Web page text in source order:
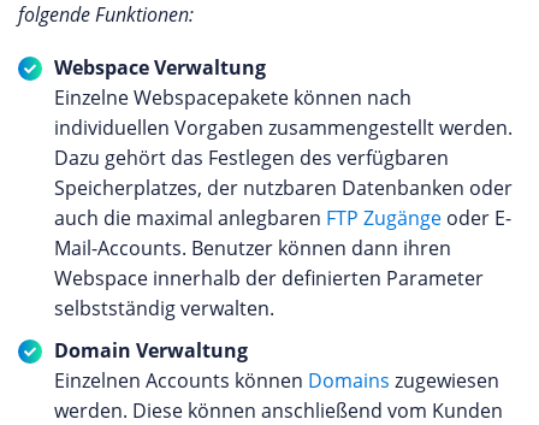
folgende Funktionen:
Webspace Verwaltung
Einzelne Webspacepakete können nach
individuellen Vorgaben zusammengestellt werden.
Dazu gehört das Festlegen des verfügbaren
Speicherplatzes, der nutzbaren Datenbanken oder
auch die maximal anlegbaren FTP Zugänge oder E-
Mail-Accounts. Benutzer können dann ihren
Webspace innerhalb der definierten Parameter
selbstständig verwalten.
Domain Verwaltung
Einzelnen Accounts können Domains zugewiesen
werden. Diese können anschließend vom Kunden